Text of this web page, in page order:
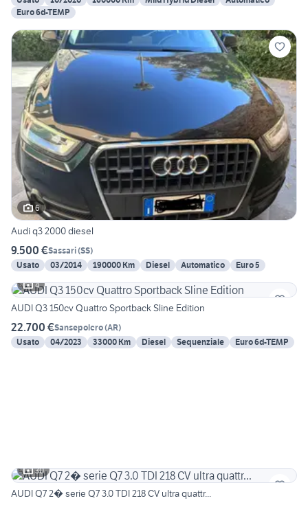
Euro 6d-TEMP
6
Audi q3 2000 diesel
9.500 €Sassari(SS)
Usato
03/2014 190000 Km Diesel Automatico
Euro 5
4
AUDI Q3 150cv Quattro Sportback Sline Edition
22.700 €Sansepolcro(AR)
Usato
04/2023 33000 Km Diesel Sequenziale Euro 6d-TEMP
30
AUDI Q7 2� serie Q7 3.0 TDI 218 CV ultra quattr...